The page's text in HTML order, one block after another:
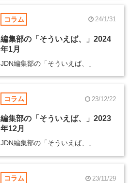
コラム 24/1/31
編集部の「そういえば、」2024
年1月
JDN編集部の「そういえば、」
コラム 23/12/22
編集部の「そういえば、」2023
年12月
JDN編集部の「そういえば、」
コラム 23/11/29